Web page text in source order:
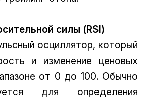
силы (RSI)
осциллятор, который
и изменение ценовых
от 0 до 100. Обычно
для определения